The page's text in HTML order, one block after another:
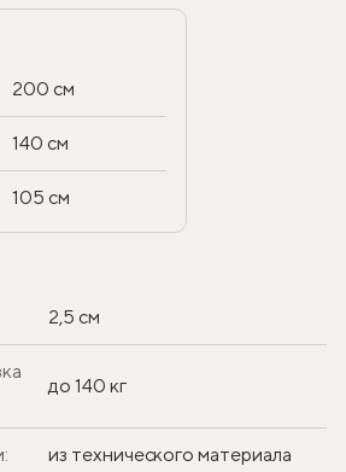
200 см
140 см
105 см
2,5 см
до 140 кг
из технического материала